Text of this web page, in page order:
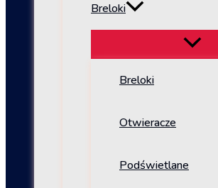
Breloki
Breloki
Otwieracze
Podświetlane